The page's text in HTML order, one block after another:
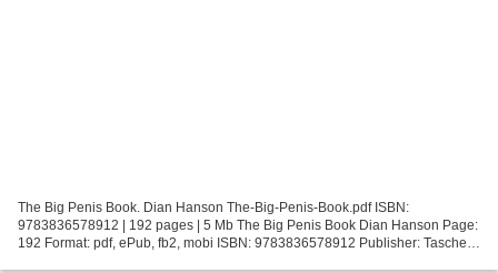
The Big Penis Book. Dian Hanson The-Big-Penis-Book.pdf ISBN:
9783836578912 | 192 pages | 5 Mb The Big Penis Book Dian Hanson Page:
192 Format: pdf, ePub, fb2, mobi ISBN: 9783836578912 Publisher: Taschen